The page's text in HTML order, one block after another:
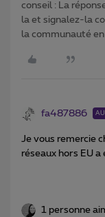
conseil : La
la et signalez-la
la communauté
fa487886
Je vous remercie
réseaux hors EU
1 personne